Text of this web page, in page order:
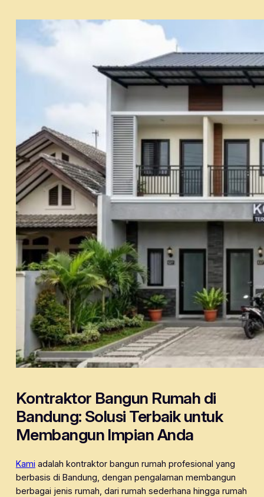
Kontraktor Bangun Rumah di
Bandung: Solusi Terbaik untuk
Membangun Impian Anda
Kami adalah kontraktor bangun rumah profesional yang
berbasis di Bandung, dengan pengalaman membangun
berbagai jenis rumah, dari rumah sederhana hingga rumah